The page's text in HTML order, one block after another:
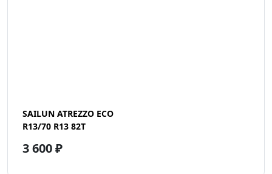
SAILUN ATREZZO ECO
R13/70 R13 82T
3 600 ₽